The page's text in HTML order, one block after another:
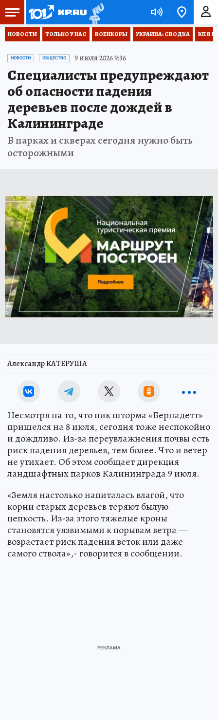
НОВОСТИ ТОЛЬКО У НАС ВОЕНКОРЫ УКРАИНА: СВОДКА КП В
НОВОСТИ ОБЩЕСТВО 9 июля 2026 9:36
Специалисты предупреждают
об опасности падения
деревьев после дождей в
Калининграде
В парках и скверах сегодня нужно быть
осторожными
Александр КАТЕРУША
Несмотря на то, что пик шторма «Бернадетт»
пришелся на 8 июля, сегодня тоже неспокойно
и дождливо. Из-за переувлажнения почвы есть
риск падения деревьев, тем более. Что и ветер
не утихает. Об этом сообщает дирекция
ландшафтных парков Калининграда 9 июля.
«Земля настолько напиталась влагой, что
корни старых деревьев теряют былую
цепкость. Из-за этого тяжелые кроны
становятся уязвимыми к порывам ветра —
возрастает риск падения веток или даже
самого ствола»,- говорится в сообщении.